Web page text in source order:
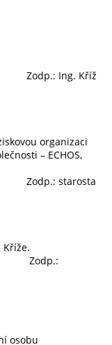
Kříž
organizaci
– ECHOS,
osobu